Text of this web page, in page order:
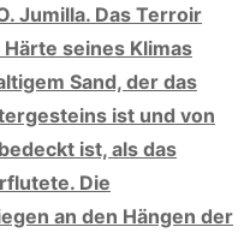
Jumilla. Das Terroir
seines Klimas
Sand, der das
ist und von
ist, als das
Die
an den Hängen der